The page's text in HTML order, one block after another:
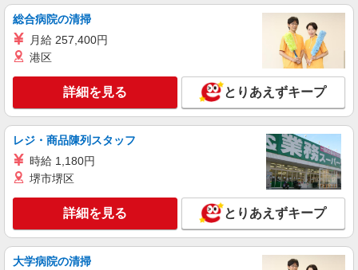
時給1230円〜＋交通費支給（月2万円迄）
≪横浜ジョイナス店≫ 〒220-0005 神奈川県横
浜市西区南幸１丁目 ５－１
キープ 詳細を見る
正社員
COCO DEAL（ココディール） ルミネ横浜店
【店長候補募集】接客・販売・お店作り〜マネ
未経験：月給243,800円〜400,000円 経験者
（店長候補）：月給300,000円〜 ※試用期間中は
270,000円〜 ★固定残業手当：30,800円（月給に
含む） ※経験・能力考慮 ※固定残業時間は1ヶ月
あたり20時間、超過時は追加で残業手当支給 ※月
3万円まで交通費支給 ※試用期間（2〜3ヶ月）も
≪ルミネ横浜店≫ 神奈川県横浜市西区高島2-
16-1 ルミネ横浜3F
総合病院の清掃
月給 257,400円
港区
詳細を見る とりあえずキープ
レジ・商品陳列スタッフ
時給 1,180円
堺市堺区
詳細を見る とりあえずキープ
大学病院の清掃